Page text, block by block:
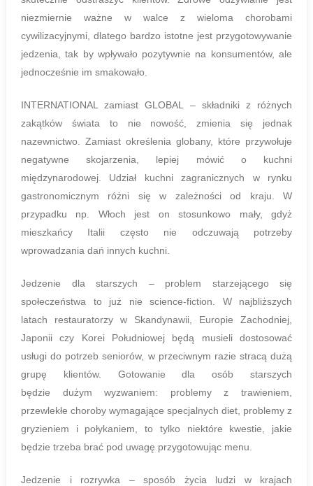
niezmiernie ważne w walce z wieloma chorobami
cywilizacyjnymi, dlatego bardzo istotne jest przygotowywanie
jedzenia, tak by wpływało pozytywnie na konsumentów, ale
jednocześnie im smakowało.
INTERNATIONAL zamiast GLOBAL – składniki z różnych
zakątków świata to nie nowość, zmienia się jednak
nazewnictwo. Zamiast określenia globany, które przywołuje
negatywne skojarzenia, lepiej mówić o kuchni
międzynarodowej. Udział kuchni zagranicznych w rynku
gastronomicznym różni się w zależności od kraju. W
przypadku np. Włoch jest on stosunkowo mały, gdyż
mieszkańcy Italii często nie odczuwają potrzeby
wprowadzania dań innych kuchni.
Jedzenie dla starszych – problem starzejącego się
społeczeństwa to już nie science-fiction. W najbliższych
latach restauratorzy w Skandynawii, Europie Zachodniej,
Japonii czy Korei Południowej będą musieli dostosować
usługi do potrzeb seniorów, w przeciwnym razie stracą dużą
grupę klientów. Gotowanie dla osób starszych
będzie dużym wyzwaniem: problemy z trawieniem,
przewlekłe choroby wymagające specjalnych diet, problemy z
gryzieniem i połykaniem, to tylko niektóre kwestie, jakie
będzie trzeba brać pod uwagę przygotowując menu.
Jedzenie i rozrywka – sposób życia ludzi w krajach